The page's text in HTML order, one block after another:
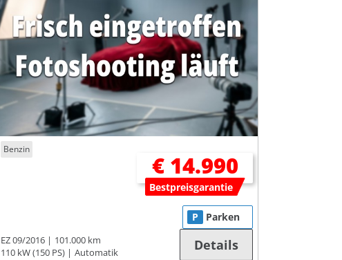
Benzin
€ 14.990
Bestpreisgarantie
EZ 09/2016
101.000 km
110 kW (150 PS)
Automatik
P Parken
Details